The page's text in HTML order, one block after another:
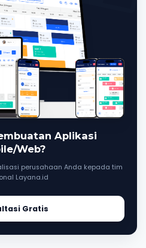
Aplikasi
Web?
perusahaan Anda kepada tim
Layana.id
Gratis